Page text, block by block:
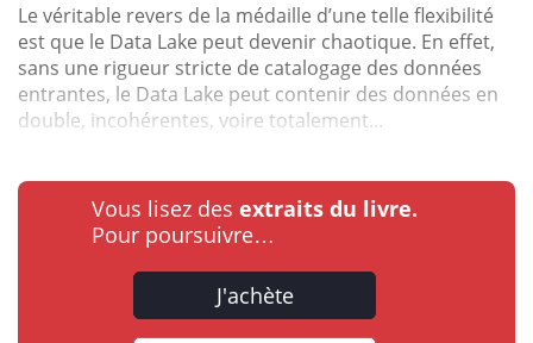
Le véritable revers de la médaille d’une telle flexibilité
est que le Data Lake peut devenir chaotique. En effet,
sans une rigueur stricte de catalogage des données
entrantes, le Data Lake peut contenir des données en
double, incohérentes, voire totalement...
Vous lisez des extraits du livre.
Pour poursuivre…
J'achète